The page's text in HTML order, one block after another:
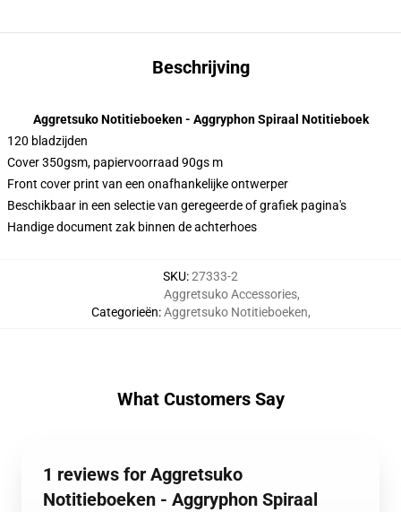
Beschrijving
Aggretsuko Notitieboeken - Aggryphon Spiraal Notitieboek
120 bladzijden
Cover 350gsm, papiervoorraad 90gs m
Front cover print van een onafhankelijke ontwerper
Beschikbaar in een selectie van geregeerde of grafiek pagina's
Handige document zak binnen de achterhoes
SKU:27333-2
Categorieën:
Aggretsuko Accessories,
Aggretsuko Notitieboeken,
What Customers Say
1 reviews for Aggretsuko
Notitieboeken - Aggryphon Spiraal